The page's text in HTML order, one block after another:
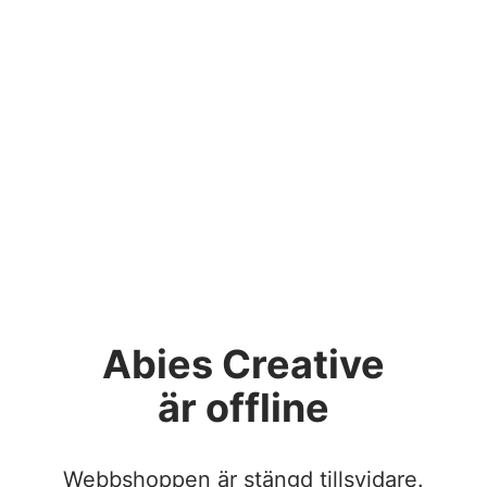
Abies Creative
är offline
Webbshoppen är stängd tillsvidare.